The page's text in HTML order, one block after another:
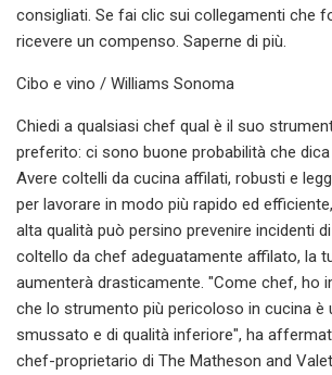
consigliati. Se fai clic sui collegamenti che
ricevere un compenso. Saperne di più.
Cibo e vino / Williams Sonoma
Chiedi a qualsiasi chef qual è il suo
preferito: ci sono buone probabilità che
Avere coltelli da cucina affilati, robusti e
per lavorare in modo più rapido ed
alta qualità può persino prevenire incidenti
coltello da chef adeguatamente affilato, la
aumenterà drasticamente. "Come chef, ho
che lo strumento più pericoloso in cucina è
smussato e di qualità inferiore", ha
chef-proprietario di The Matheson and